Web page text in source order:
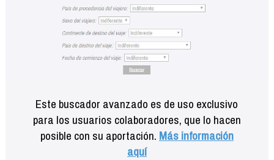
Este buscador avanzado es de uso exclusivo
para los usuarios colaboradores, que lo hacen
posible con su aportación. Más información
aquí